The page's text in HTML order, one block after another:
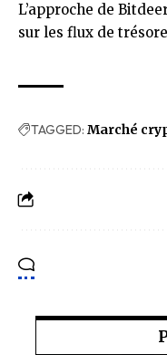
L’approche de
sur les flux de
TAGGED: Marché